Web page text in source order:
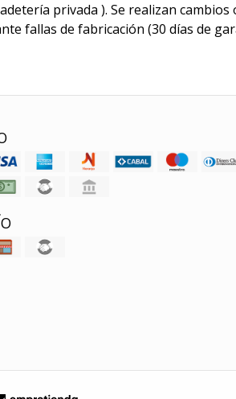
privada ). Se realizan cambios
fallas de fabricación (30 días de